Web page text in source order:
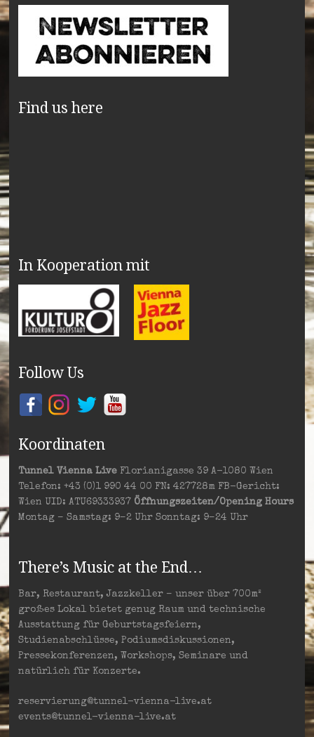
Find us here
In Kooperation mit
Follow Us
Koordinaten
Tunnel Vienna LiveFlorianigasse 39 A-1080 Wien
Telefon: +43 (0)1 990 44 00 FN: 427728m FB-Gericht:
Wien UID: ATU69333937 Öffnungszeiten/Opening Hours
Montag – Samstag: 9–2 Uhr Sonntag: 9–24 Uhr
There’s Music at the End…
Bar, Restaurant, Jazzkeller – unser über 700m²
großes Lokal bietet genug Raum und technische
Ausstattung für Geburtstagsfeiern,
Studienabschlüsse, Podiumsdiskussionen,
Pressekonferenzen, Workshops, Seminare und
natürlich für Konzerte.
reservierung@tunnel-vienna-live.at
events@tunnel-vienna-live.at